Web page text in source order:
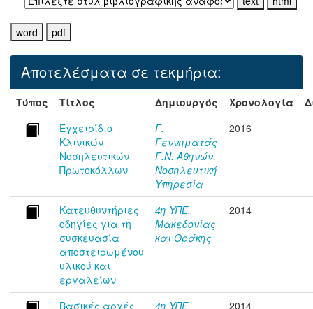
Αποτελέσματα σε τεκμήρια:
Τύπος Τίτλος Δημιουργός Χρονολογία
Εγχειρίδιο
Κλινικών
Νοσηλευτικών
Πρωτοκόλλων
Γ.
Γεννηματάς
Γ.Ν. Αθηνών,
Νοσηλευτική
Υπηρεσία
2016
Κατευθυντήριες
οδηγίες για τη
συσκευασία
αποστειρωμένου
υλικού και
εργαλείων
4η ΥΠΕ.
Μακεδονίας
και Θράκης
2014
Βασικές αρχές 4η ΥΠΕ. 2014